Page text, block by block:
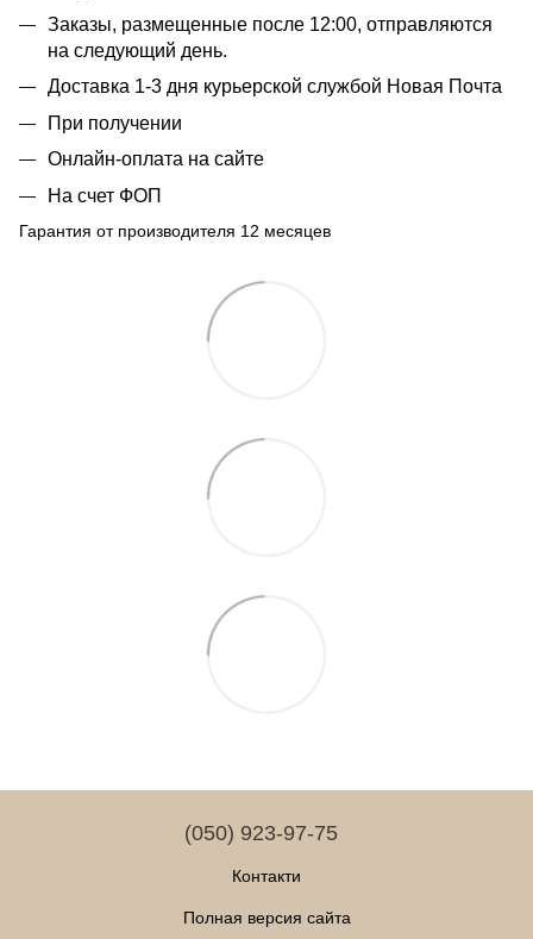
Заказы, размещенные после 12:00, отправляются
на следующий день.
Доставка 1-3 дня курьерской службой Новая Почта
При получении
Онлайн-оплата на сайте
На счет ФОП
Гарантия от производителя 12 месяцев
(050) 923-97-75
Контакти
Полная версия сайта